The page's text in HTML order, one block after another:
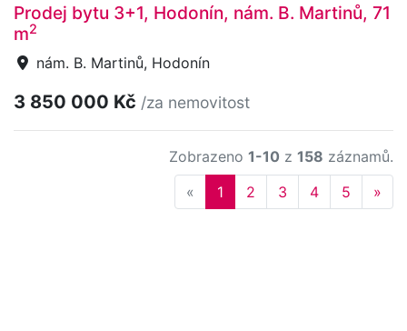
Prodej bytu 3+1, Hodonín, nám. B. Martinů, 71
m2
nám. B. Martinů, Hodonín
3 850 000 Kč /za nemovitost
Zobrazeno 1-10 z 158 záznamů.
« Previous
1 2 3 4 5 »